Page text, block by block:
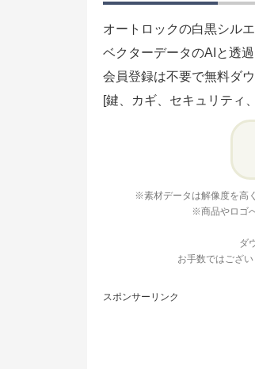
オートロックの白黒シル
ベクターデータのAIと透
会員登録は不要で無料ダ
[鍵、カギ、セキュリティ
※素材データは解像度を高
※商品やロゴ
ダ
お手数ではござ
スポンサーリンク